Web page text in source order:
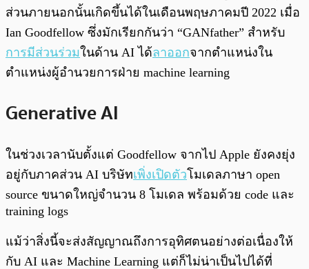
ส่วนภายนอกนั้นเกิดขึ้นได้ในเดือนพฤษภาคมปี 2022 เมื่อ
Ian Goodfellow ซึ่งมักเรียกกันว่า “GANfather” สำหรับ
การมีส่วนร่วมในด้าน AI ได้ลาออกจากตำแหน่งใน
ตำแหน่งผู้อำนวยการฝ่าย machine learning
Generative AI
ในช่วงเวลานับตั้งแต่ Goodfellow จากไป Apple ยังคงยุ่ง
อยู่กับภาคส่วน AI บริษัทเพิ่งเปิดตัวโมเดลภาษา open
source ขนาดใหญ่จำนวน 8 โมเดล พร้อมด้วย code และ
training logs
แม้ว่าสิ่งนี้จะส่งสัญญาณถึงการอุทิศตนอย่างต่อเนื่องให้
กับ AI และ Machine Learning แต่ก็ไม่น่าเป็นไปได้ที่